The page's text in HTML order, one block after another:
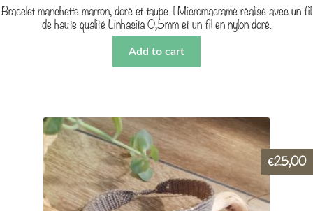
Bracelet manchette marron, doré et taupe. | Micromacramé réalisé avec un fil
de haute qualité Linhasita 0,5mm et un fil en nylon doré.
Add to cart
€25,00